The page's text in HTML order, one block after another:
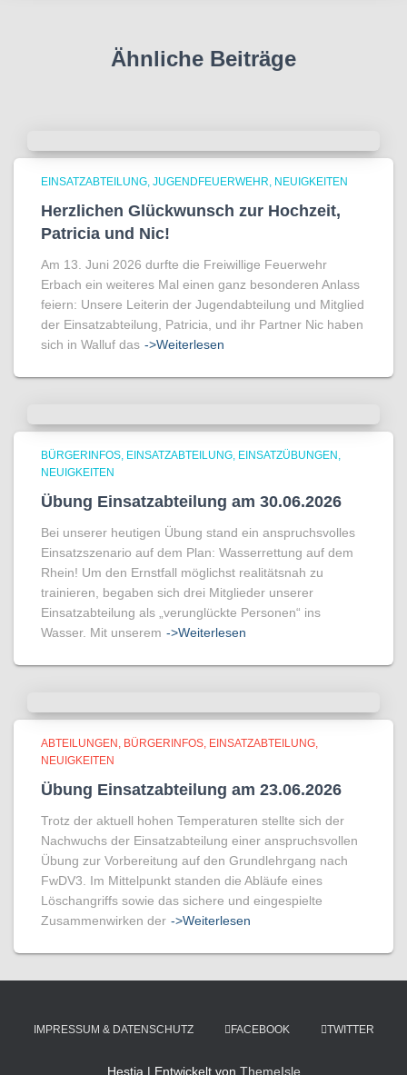
Ähnliche Beiträge
EINSATZABTEILUNG JUGENDFEUERWEHR NEUIGKEITEN
Herzlichen Glückwunsch zur Hochzeit,
Patricia und Nic!
Am 13. Juni 2026 durfte die Freiwillige Feuerwehr
Erbach ein weiteres Mal einen ganz besonderen Anlass
feiern: Unsere Leiterin der Jugendabteilung und Mitglied
der Einsatzabteilung, Patricia, und ihr Partner Nic haben
sich in Walluf das ->Weiterlesen
BÜRGERINFOS EINSATZABTEILUNG EINSATZÜBUNGEN
NEUIGKEITEN
Übung Einsatzabteilung am 30.06.2026
Bei unserer heutigen Übung stand ein anspruchsvolles
Einsatzszenario auf dem Plan: Wasserrettung auf dem
Rhein! Um den Ernstfall möglichst realitätsnah zu
trainieren, begaben sich drei Mitglieder unserer
Einsatzabteilung als „verunglückte Personen“ ins
Wasser. Mit unserem ->Weiterlesen
ABTEILUNGEN BÜRGERINFOS EINSATZABTEILUNG
NEUIGKEITEN
Übung Einsatzabteilung am 23.06.2026
Trotz der aktuell hohen Temperaturen stellte sich der
Nachwuchs der Einsatzabteilung einer anspruchsvollen
Übung zur Vorbereitung auf den Grundlehrgang nach
FwDV3. Im Mittelpunkt standen die Abläufe eines
Löschangriffs sowie das sichere und eingespielte
Zusammenwirken der ->Weiterlesen
IMPRESSUM & DATENSCHUTZ FACEBOOK TWITTER
Hestia | Entwickelt von ThemeIsle